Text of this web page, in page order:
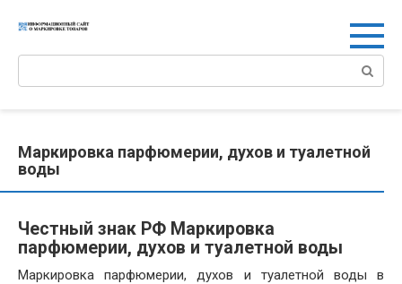
Поиск:
Маркировка парфюмерии, духов и туалетной
воды
Честный знак РФ Маркировка
парфюмерии, духов и туалетной воды
Маркировка парфюмерии, духов и туалетной воды в